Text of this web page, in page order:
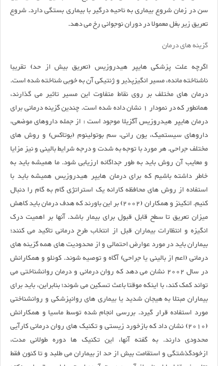
سن در زمان شروع بیماری به ناحیه درگیر با بیماری بستگی دارد. شروع
تعریق زیر بغل معمولا در دوران نوجوانی رخ می دهد.
گزینه های درمان
اگرچه علت پزشکی هایپر هیدروزیس (تعریق بیش از حد) تقریبا
ناشناخته مانده، مسیر انگیزپذیر و ژنتیکی آن به خوبی شناخته شده است.
درمان های مختلف بر روی نقاط متفاوت این مسیر تاثیر می گذارند،
همانطور که در نمودار 1 نشان داده شده است. چندین گزینه درمانی برای
درمان هایپر هیدروزیس آگزیلا موجود است : از جمله داروهای موضعی،
داروهای سیستمیک، یون رانی، سم بوتولینوم (بوتاکس) و روش های
مختلف جراحی. هر مورد با توجه به شدت و درجه شرایط بالینی و نیز مزایا
و معایب آن روش باید به طور جداگانه ارزیابی شود. ما همیشه باید به
خاطر داشته باشیم که برای درمان هایپر هیدروزیس همیشه باید با
استفاده از روش های محافظه کارانه یک استراتژی گام به گام را دنبال
کنیم. اتکینز و همکاران (2002) بر این باورند که هدف درمان باید کاهش
میزان تعریق تا سطح قابل قبول برای بیمار باشد. آنها بر اهمیت درک
انگیزه و انتظارات بیماران قبل از انتخاب طرح درمانی تاکید می کنند؛
بیماران باید در مورد عوارض احتمالی و از محدودیت های همه گزینه های
درمانی (اعم از بالینی یا جراحی) آگاه و توصیه شوند. کوئلو و همکارانش
در سال 2002 نشان می دهد که روان درمانی و درمان روانشناختی می
تواند کمک کند، با اینکه موقتا باعث تسکین می شوند؛ بنابراین، باید برای
بیماران مبتلا به هیجان شدید یا بیماری های روانپزشکی و روانشناختی
مورد استفاده قرار گیرد. بررسی انجام شده توسط ماسیا و همکارانش
(2010) نشان داد که بازخورد زیستی و تکنیک های روان درمانی کارآیی
محدودی دارند. به گفته آنها، این تکنیک ها دوره طولانی مدت،
ازخودگذشتگی و استقامت بیش از حد از بیماران می طلبد و تا کنون فقط